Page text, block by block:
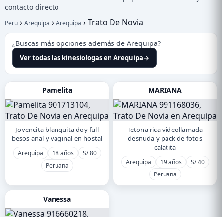
contacto directo
Peru › Arequipa › Arequipa ›Trato De Novia
¿Buscas más opciones además de Arequipa?
Ver todas las kinesiologas en Arequipa→
Pamelita
Jovencita blanquita doy full
besos anal y vaginal en hostal
Arequipa 18 años
S/ 80
Peruana
MARIANA
Tetona rica videollamada
desnuda y pack de fotos
calatita
Arequipa 19 años
S/ 40
Peruana
Vanessa